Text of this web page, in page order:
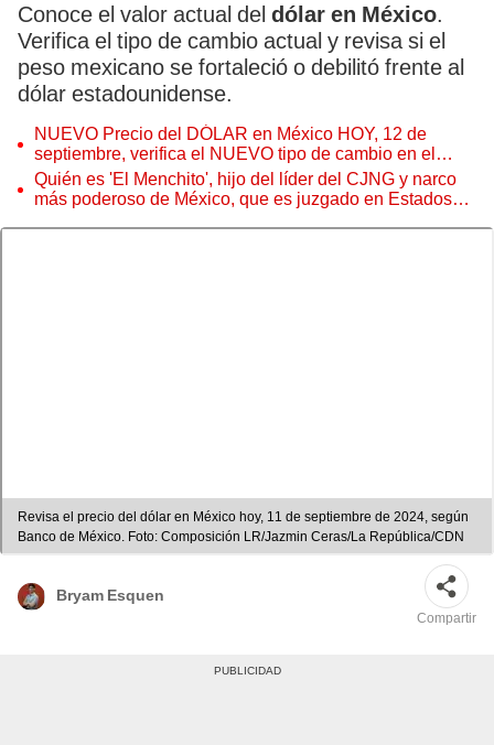
Conoce el valor actual del dólar en México.
Verifica el tipo de cambio actual y revisa si el
peso mexicano se fortaleció o debilitó frente al
dólar estadounidense.
NUEVO Precio del DÓLAR en México HOY, 12 de
septiembre, verifica el NUEVO tipo de cambio en el
Banco Azteca, BBVA y otros
Quién es 'El Menchito', hijo del líder del CJNG y narco
más poderoso de México, que es juzgado en Estados
Revisa el precio del dólar en México hoy, 11 de septiembre de 2024, según
Banco de México. Foto: Composición LR/Jazmin Ceras/La República/CDN
Bryam Esquen
Compartir